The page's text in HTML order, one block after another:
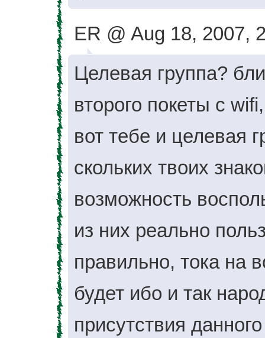
ER @ Aug 18, 2007,
Целевая группа?
второго покеты с
вот тебе и целевая
скольких твоих
возможность
из них реально
правильно, тока на
будет ибо и так
присутствия